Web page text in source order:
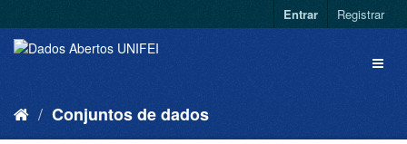
Entrar Registrar
Conjuntos de dados